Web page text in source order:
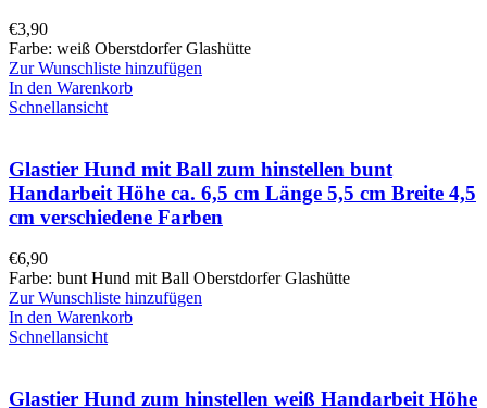
€3,90
Farbe: weiß Oberstdorfer Glashütte
Zur Wunschliste hinzufügen
In den Warenkorb
Schnellansicht
Glastier Hund mit Ball zum hinstellen bunt
Handarbeit Höhe ca. 6,5 cm Länge 5,5 cm Breite 4,5
cm verschiedene Farben
€6,90
Farbe: bunt Hund mit Ball Oberstdorfer Glashütte
Zur Wunschliste hinzufügen
In den Warenkorb
Schnellansicht
Glastier Hund zum hinstellen weiß Handarbeit Höhe